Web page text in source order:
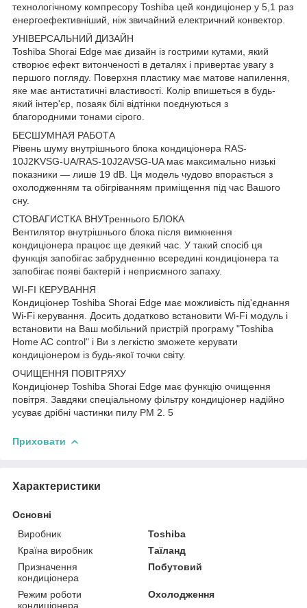
технологічному компресору Toshiba цей кондиціонер у 5,1 раз
енергоефективніший, ніж звичайний електричний конвектор.
УНІВЕРСАЛЬНИЙ ДИЗАЙН
Toshiba Shorai Edge має дизайн із гострими кутами, який
створює ефект витонченості в деталях і привертає увагу з
першого погляду. Поверхня пластику має матове напилення,
яке має антистатичні властивості. Колір впишеться в будь-
який інтер'єр, позаяк білі відтінки поєднуються з
благородними тонами сірого.
БЕСШУМНАЯ РАБОТА
Рівень шуму внутрішнього блока кондиціонера RAS-
10J2KVSG-UA/RAS-10J2AVSG-UA має максимально низькі
показники — лише 19 dB. Ця модель чудово впорається з
охолодженням та обігріванням приміщення під час Вашого
сну.
СТОВАГИСТКА ВНУТреннього БЛОКА
Вентилятор внутрішнього блока після вимкнення
кондиціонера працює ще деякий час. У такий спосіб ця
функція запобігає забрудненню всередині кондиціонера та
запобігає появі бактерій і неприємного запаху.
WI-FI КЕРУВАННЯ
Кондиціонер Toshiba Shorai Edge має можливість під'єднання
Wi-Fi керування. Досить додатково встановити Wi-Fi модуль і
встановити на Ваш мобільний пристрій програму "Toshiba
Home AC control" і Ви з легкістю зможете керувати
кондиціонером із будь-якої точки світу.
ОЧИЩЕННЯ ПОВІТРЯХУ
Кондиціонер Toshiba Shorai Edge має функцію очищення
повітря. Завдяки спеціальному фільтру кондиціонер надійно
усуває дрібні частинки пилу PM 2. 5
Приховати
Характеристики
Основні
Виробник
Toshiba
Країна виробник
Таїланд
Призначення
кондиціонера
Побутовий
Режим роботи
кондиціонера
Охолодження